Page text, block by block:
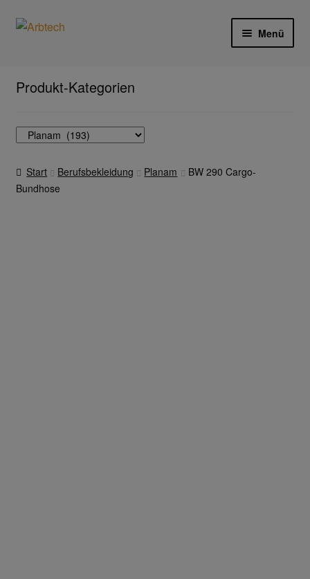
Zur
Zum
Menü
Aktionen und Angebote
Anfahrt
Produkt-Kategorien
Start Berufsbekleidung Planam
BW 290 Cargo-
Bundhose